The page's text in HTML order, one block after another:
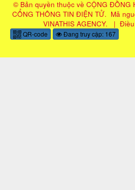
© Bản quyền thuộc về CỘNG ĐỒNG
CỔNG THÔNG TIN ĐIỆN TỬ. Mã
VINATHIS AGENCY. |
QR-code Đang truy cập: 167